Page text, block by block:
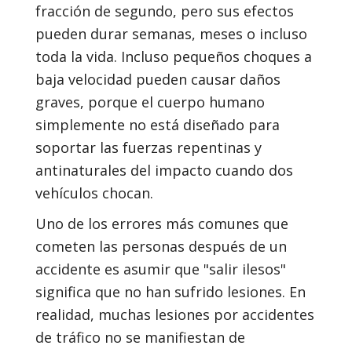
fracción de segundo, pero sus efectos
pueden durar semanas, meses o incluso
toda la vida. Incluso pequeños choques a
baja velocidad pueden causar daños
graves, porque el cuerpo humano
simplemente no está diseñado para
soportar las fuerzas repentinas y
antinaturales del impacto cuando dos
vehículos chocan.
Uno de los errores más comunes que
cometen las personas después de un
accidente es asumir que "salir ilesos"
significa que no han sufrido lesiones. En
realidad, muchas lesiones por accidentes
de tráfico no se manifiestan de